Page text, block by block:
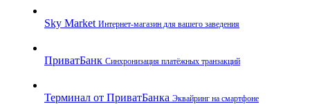
Sky Market Интернет‑магазин для вашего заведения
ПриватБанк Синхронизация платёжных транзакций
Терминал от ПриватБанка Эквайринг на смартфоне